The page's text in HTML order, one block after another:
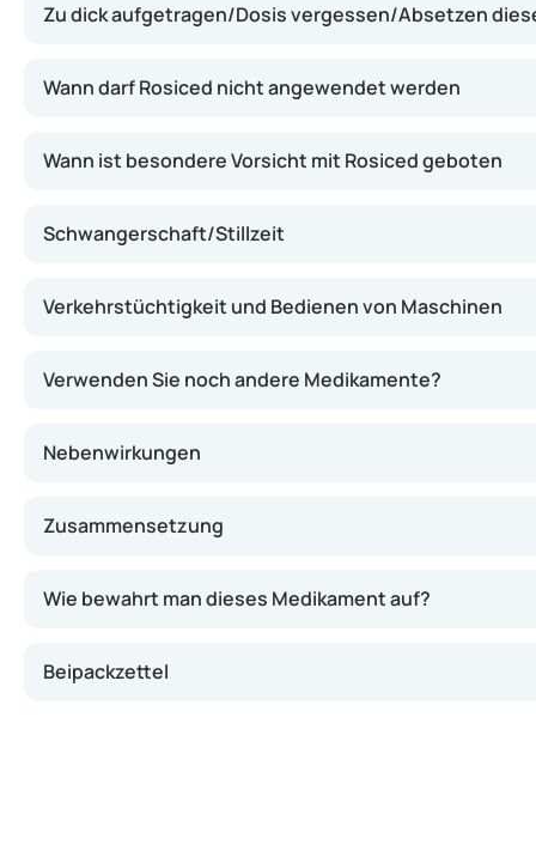
Zu dick aufgetragen/Dosis vergessen/Absetzen
Wann darf Rosiced nicht angewendet werden
Wann ist besondere Vorsicht mit Rosiced geboten
Schwangerschaft/Stillzeit
Verkehrstüchtigkeit und Bedienen von Maschinen
Verwenden Sie noch andere Medikamente?
Nebenwirkungen
Zusammensetzung
Wie bewahrt man dieses Medikament auf?
Beipackzettel